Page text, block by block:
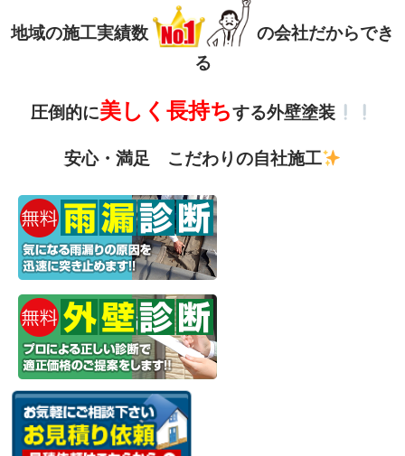
地域の施工実績数
の会社だからでき
る
圧倒的に美しく長持ちする外壁塗装
安心・満足 こだわりの自社施工